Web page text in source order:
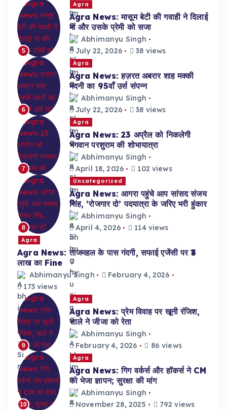
5
Agra
Agra News: मासूम बेटी की गवाही ने दिलाई
मां और उसके प्रेमी को सजा
Abhimanyu Singh
July 22, 2026
38 views
6
Agra
Agra News: हज़रत अबरार शाह मक्की
मदनी का 95वाँ उर्स संपन्न
Abhimanyu Singh
July 22, 2026
38 views
7
Agra
Agra News: 23 अप्रैल को निकलेगी
भगवान परशुराम की शोभायात्रा
Abhimanyu Singh
April 18, 2026
102 views
8
Uncategorized
Agra News: आगरा पहुंचे आप सांसद संजय
सिंह, ‘रोजगार दो’ पदयात्रा के जरिए भरी हुंकार
Abhimanyu Singh
April 4, 2026
114 views
Agra
Agra News: ताजमहल के पास गंदगी, सफाई एजेंसी पर ₹3
लाख का Fine
Abhimanyu Singh
February 4, 2026
173 views
9
Agra
Agra News: प्रेम विवाह पर खूनी रंजिश,
साले ने जीजा को रेता
Abhimanyu Singh
February 4, 2026
86 views
10
Agra
Agra News: गिग वर्कर्स और हॉकर्स ने CM
को भेजा ज्ञापन; सुरक्षा की मांग
Abhimanyu Singh
November 28, 2025
792 views